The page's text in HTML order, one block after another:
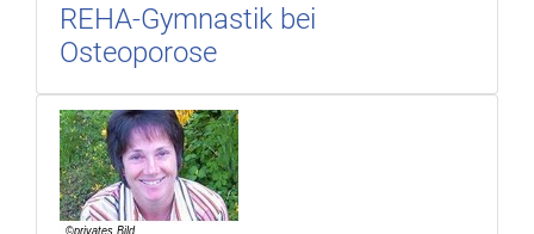
REHA-Gymnastik bei
Osteoporose